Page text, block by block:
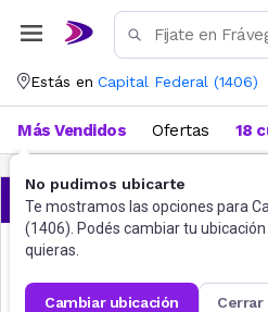
Estás en Capital Federal (1406)
No pudimos ubicarte
Te mostramos las opciones para
(1406). Podés cambiar tu
quieras.
cambiar ubicación cerrar
Más Vendidos Ofertas 18
¡Aprovechá las